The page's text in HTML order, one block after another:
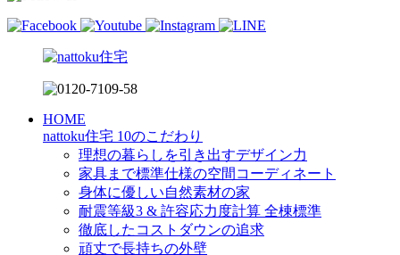
HOME
nattoku住宅 10のこだわり
理想の暮らしを引き出すデザイン力
家具まで標準仕様の空間コーディネート
身体に優しい自然素材の家
耐震等級3 & 許容応力度計算 全棟標準
徹底したコストダウンの追求
頑丈で長持ちの外壁